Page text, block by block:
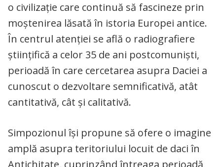
o civilizație care continuă să fascineze prin
moștenirea lăsată în istoria Europei antice.
În centrul atenției se află o radiografiere
științifică a celor 35 de ani postcomuniști,
perioadă în care cercetarea asupra Daciei a
cunoscut o dezvoltare semnificativă, atât
cantitativă, cât și calitativă.
Simpozionul își propune să ofere o imagine
amplă asupra teritoriului locuit de daci în
Antichitate, cuprinzând întreaga perioadă